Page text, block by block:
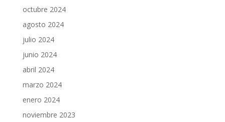
octubre 2024
agosto 2024
julio 2024
junio 2024
abril 2024
marzo 2024
enero 2024
noviembre 2023